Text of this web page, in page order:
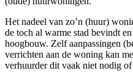
Het nadeel van zo’n (huur)
de toch al warme stad bevindt
hoogbouw. Zelf aanpassingen
verrichten aan de woning kan
verhuurder dit vaak niet nodig